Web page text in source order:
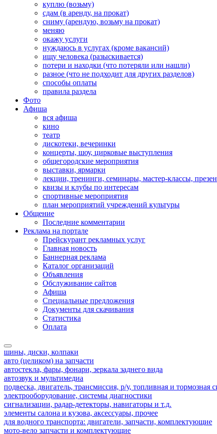
куплю (возьму)
сдам (в аренду, на прокат)
сниму (арендую, возьму на прокат)
меняю
окажу услуги
нуждаюсь в услугах (кроме вакансий)
ищу человека (разыскивается)
потери и находки (что потеряли или нашли)
разное (что не подходит для других разделов)
способы оплаты
правила раздела
Фото
Афиша
вся афиша
кино
театр
дискотеки, вечеринки
концерты, шоу, цирковые выступления
общегородские мероприятия
выставки, ярмарки
лекции, тренинги, семинары, мастер-классы,
квизы и клубы по интересам
спортивные мероприятия
план мероприятий учреждений культуры
Общение
Последние комментарии
Реклама на портале
Прейскурант рекламных услуг
Главная новость
Баннерная реклама
Каталог организаций
Объявления
Обслуживание сайтов
Афиша
Специальные предложения
Документы для скачивания
Статистика
Оплата
шины, диски, колпаки
авто (целиком) на запчасти
автостекла, фары, фонари, зеркала заднего вида
автозвук и мультимедиа
подвеска, двигатель, трансмиссия, р/у, топливная и тормозная
электрооборудование, системы диагностики
сигнализации, радар-детекторы, навигаторы и т.д.
элементы салона и кузова, аксессуары, прочее
для водного транспорта: двигатели, запчасти, комплектующие
мото-вело запчасти и комплектующие